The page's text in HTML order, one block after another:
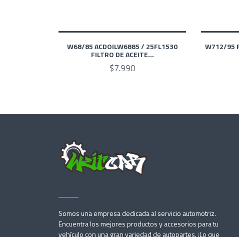
W68/85 ACDOILW6885 / 25FL1530
FILTRO DE ACEITE...
$7.990
W712/95
Somos una empresa dedicada al servicio automotriz.
Encuentra los mejores productos y accesorios para tu
vehículo con una gran variedad de autopartes. ¡Lo que